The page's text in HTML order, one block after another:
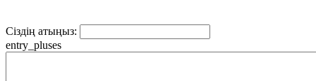
Сіздің атыңыз:
entry_pluses